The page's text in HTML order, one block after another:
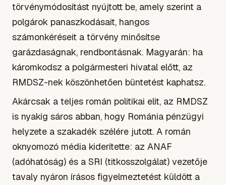
törvénymódosítást nyújtott be, amely szerint a
polgárok panaszkodásait, hangos
számonkéréseit a törvény minősítse
garázdaságnak, rendbontásnak. Magyarán: ha
káromkodsz a polgármesteri hivatal előtt, az
RMDSZ-nek köszönhetően büntetést kaphatsz.
Akárcsak a teljes román politikai elit, az RMDSZ
is nyakig sáros abban, hogy Románia pénzügyi
helyzete a szakadék szélére jutott. A román
oknyomozó média kiderítette: az ANAF
(adóhatóság) és a SRI (titkosszolgálat) vezetője
tavaly nyáron írásos figyelmeztetést küldött a